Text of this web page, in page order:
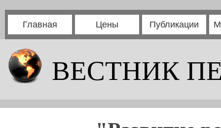
Главная Цены Публикации
ВЕСТНИК